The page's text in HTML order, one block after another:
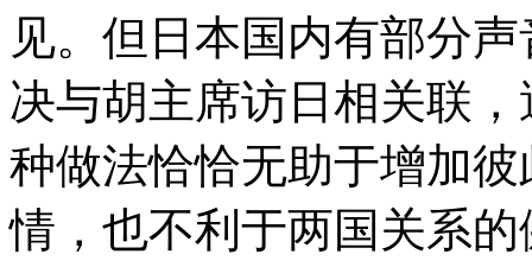
见。但日本国内有部分
决与胡主席访日相关联
种做法恰恰无助于增加
情，也不利于两国关系